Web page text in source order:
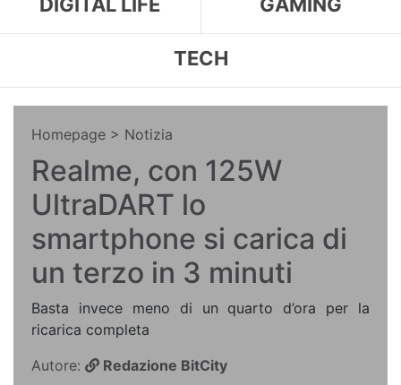
TECH
Homepage > Notizia
Realme, con 125W
UltraDART lo
smartphone si carica di
un terzo in 3 minuti
Basta invece meno di un quarto d’ora per la
ricarica completa
Autore:
Redazione BitCity